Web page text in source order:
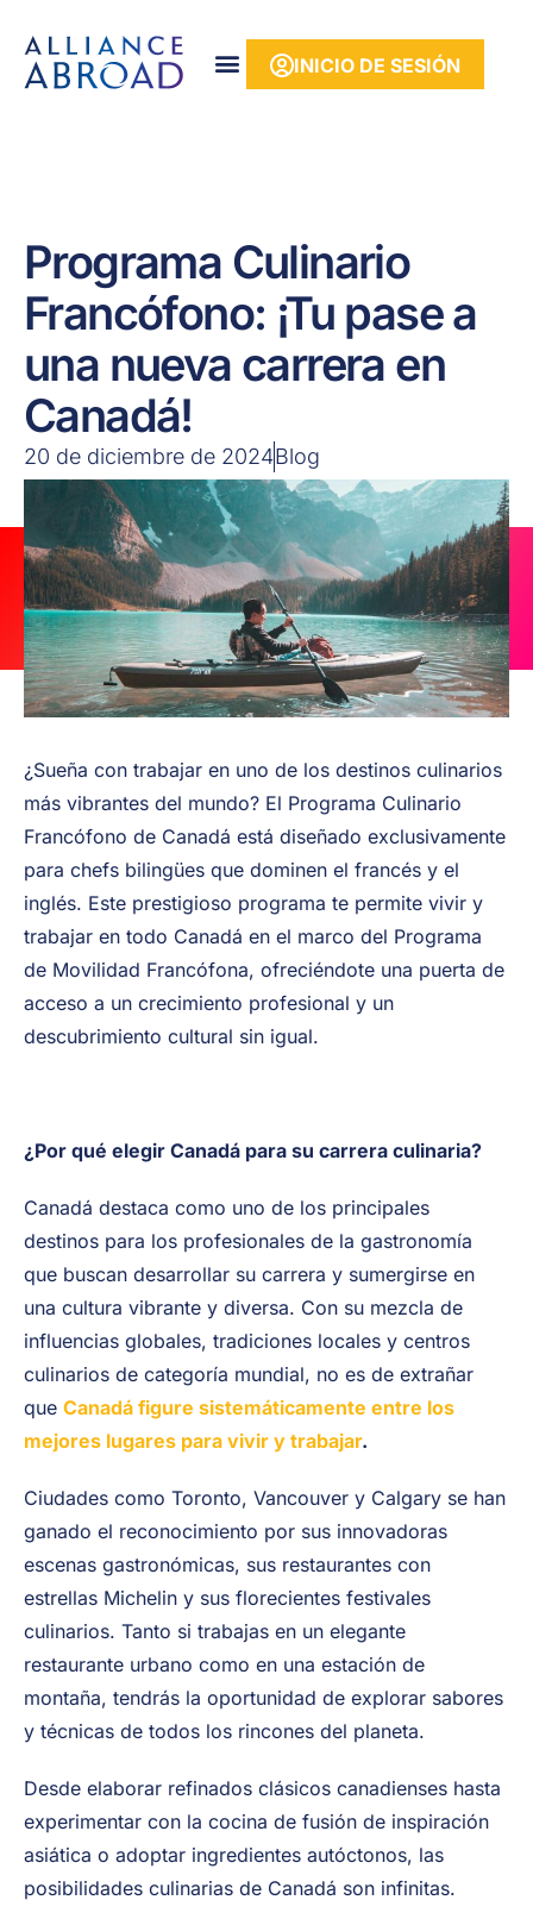
INICIO DE SESIÓN
Programa Culinario
Francófono: ¡Tu pase a
una nueva carrera en
Canadá!
20 de diciembre de 2024Blog
¿Sueña con trabajar en uno de los destinos culinarios
más vibrantes del mundo? El Programa Culinario
Francófono de Canadá está diseñado exclusivamente
para chefs bilingües que dominen el francés y el
inglés. Este prestigioso programa te permite vivir y
trabajar en todo Canadá en el marco del Programa
de Movilidad Francófona, ofreciéndote una puerta de
acceso a un crecimiento profesional y un
descubrimiento cultural sin igual.
¿Por qué elegir Canadá para su carrera culinaria?
Canadá destaca como uno de los principales
destinos para los profesionales de la gastronomía
que buscan desarrollar su carrera y sumergirse en
una cultura vibrante y diversa. Con su mezcla de
influencias globales, tradiciones locales y centros
culinarios de categoría mundial, no es de extrañar
que Canadá figure sistemáticamente entre los
mejores lugares para vivir y trabajar.
Ciudades como Toronto, Vancouver y Calgary se han
ganado el reconocimiento por sus innovadoras
escenas gastronómicas, sus restaurantes con
estrellas Michelin y sus florecientes festivales
culinarios. Tanto si trabajas en un elegante
restaurante urbano como en una estación de
montaña, tendrás la oportunidad de explorar sabores
y técnicas de todos los rincones del planeta.
Desde elaborar refinados clásicos canadienses hasta
experimentar con la cocina de fusión de inspiración
asiática o adoptar ingredientes autóctonos, las
posibilidades culinarias de Canadá son infinitas.